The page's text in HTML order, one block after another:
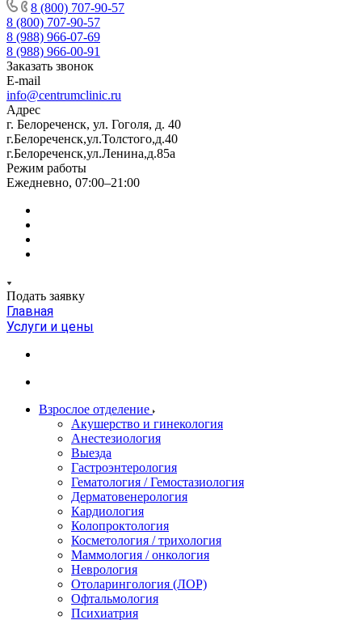
8 (800) 707-90-57
8 (800) 707-90-57
8 (988) 966-07-69
8 (988) 966-00-91
Заказать звонок
E-mail
info@centrumclinic.ru
Адрес
г. Белореченск, ул. Гоголя, д. 40
г.Белореченск,ул.Толстого,д.40
г.Белореченск,ул.Ленина,д.85а
Режим работы
Ежедневно, 07:00–21:00
Подать заявку
Главная
Услуги и цены
Взрослое отделение
Акушерство и гинекология
Анестезиология
Выезда
Гастроэнтерология
Гематология / Гемостазиология
Дерматовенерология
Кардиология
Колопроктология
Косметология / трихология
Маммология / онкология
Неврология
Отоларингология (ЛОР)
Офтальмология
Психиатрия